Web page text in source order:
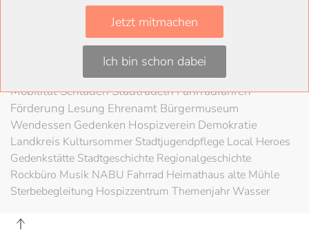
KunstvereinMuseum
Braunschweigische LandschaftHABSchloss
80 Jahre KriegsendeLiteratur
SchöppenstedtUmweltschutzLAG Rock
MobilitätSchladenStadtradelnFahrradfahren
Förderung Lesung Ehrenamt Bürgermuseum
Wendessen Gedenken Hospizverein Demokratie
Landkreis KultursommerStadtjugendpflege Local Heroes
Gedenkstätte Stadtgeschichte Regionalgeschichte
Rockbüro Musik NABU Fahrrad Heimathaus alte Mühle
Sterbebegleitung Hospizzentrum Themenjahr Wasser
Jetzt mitmachen
Ich bin schon dabei